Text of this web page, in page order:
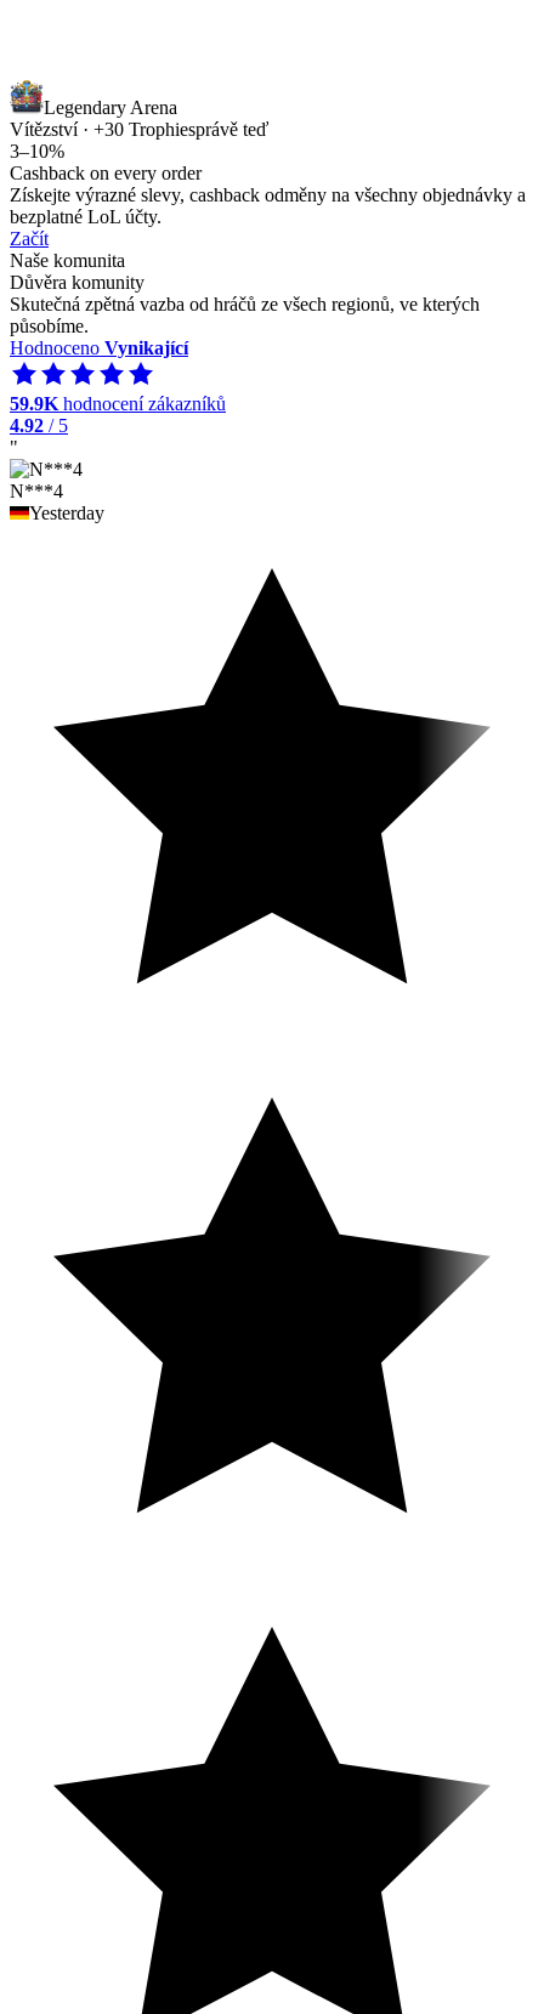
Legendary Arena
Vítězství · +30 Trophiesprávě teď
3–10%
Cashback on every order
Získejte výrazné slevy, cashback odměny na všechny objednávky a
bezplatné LoL účty.
Začít
Naše komunita
Důvěra komunity
Skutečná zpětná vazba od hráčů ze všech regionů, ve kterých
působíme.
Hodnoceno Vynikající
59.9K hodnocení zákazníků
4.92 / 5
"
N***4
Yesterday